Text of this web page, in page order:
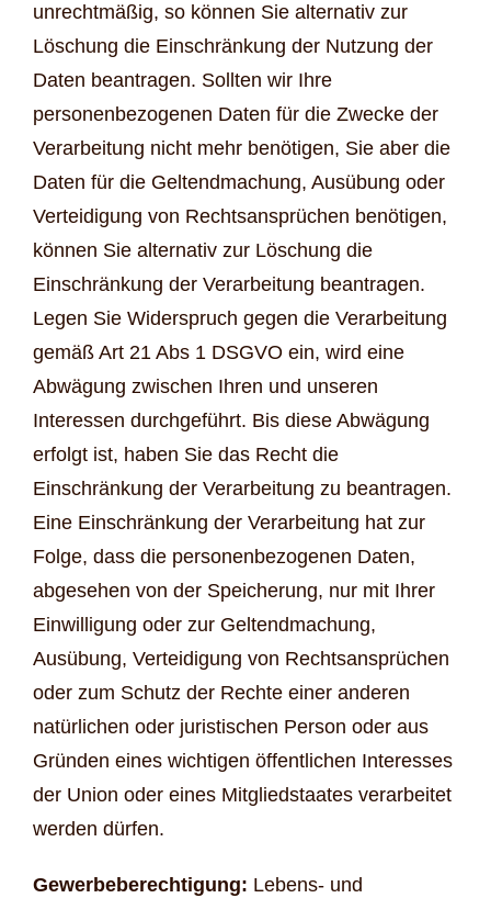
unrechtmäßig, so können Sie alternativ zur
Löschung die Einschränkung der Nutzung der
Daten beantragen. Sollten wir Ihre
personenbezogenen Daten für die Zwecke der
Verarbeitung nicht mehr benötigen, Sie aber die
Daten für die Geltendmachung, Ausübung oder
Verteidigung von Rechtsansprüchen benötigen,
können Sie alternativ zur Löschung die
Einschränkung der Verarbeitung beantragen.
Legen Sie Widerspruch gegen die Verarbeitung
gemäß Art 21 Abs 1 DSGVO ein, wird eine
Abwägung zwischen Ihren und unseren
Interessen durchgeführt. Bis diese Abwägung
erfolgt ist, haben Sie das Recht die
Einschränkung der Verarbeitung zu beantragen.
Eine Einschränkung der Verarbeitung hat zur
Folge, dass die personenbezogenen Daten,
abgesehen von der Speicherung, nur mit Ihrer
Einwilligung oder zur Geltendmachung,
Ausübung, Verteidigung von Rechtsansprüchen
oder zum Schutz der Rechte einer anderen
natürlichen oder juristischen Person oder aus
Gründen eines wichtigen öffentlichen Interesses
der Union oder eines Mitgliedstaates verarbeitet
werden dürfen.
Gewerbeberechtigung: Lebens- und